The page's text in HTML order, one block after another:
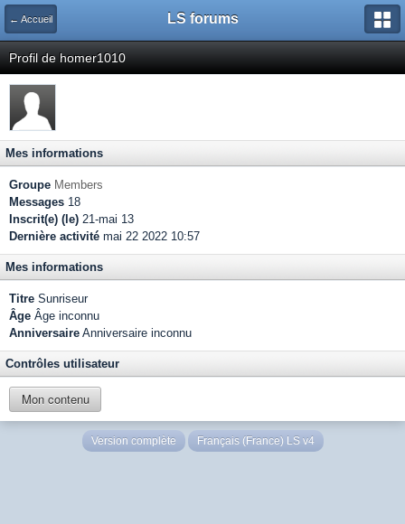
← Accueil LS forums
Profil de homer1010
Mes informations
Groupe Members
Messages 18
Inscrit(e) (le) 21-mai 13
Dernière activité mai 22 2022 10:57
Mes informations
Titre Sunriseur
Âge Âge inconnu
Anniversaire Anniversaire inconnu
Contrôles utilisateur
Mon contenu
Version complète Français (France) LS v4